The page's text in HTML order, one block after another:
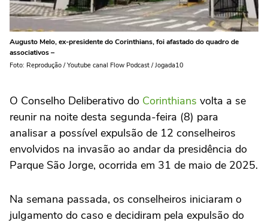
Augusto Melo, ex-presidente do Corinthians, foi afastado do quadro de
associativos –
Foto: Reprodução / Youtube canal Flow Podcast / Jogada10
O Conselho Deliberativo do Corinthians volta a se
reunir na noite desta segunda-feira (8) para
analisar a possível expulsão de 12 conselheiros
envolvidos na invasão ao andar da presidência do
Parque São Jorge, ocorrida em 31 de maio de 2025.
Na semana passada, os conselheiros iniciaram o
julgamento do caso e decidiram pela expulsão do